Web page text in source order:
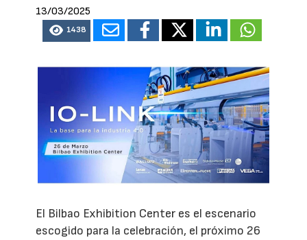
13/03/2025
1438
El Bilbao Exhibition Center es el escenario
escogido para la celebración, el próximo 26